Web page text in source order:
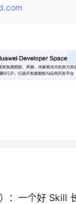
：一个好 Skill